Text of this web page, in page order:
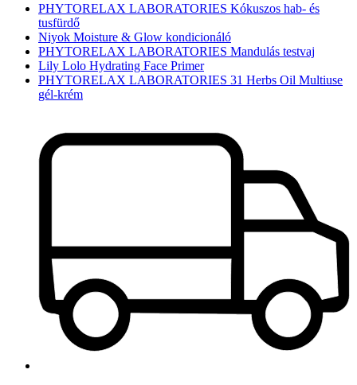
PHYTORELAX LABORATORIES Kókuszos hab- és
tusfürdő
Niyok Moisture & Glow kondicionáló
PHYTORELAX LABORATORIES Mandulás testvaj
Lily Lolo Hydrating Face Primer
PHYTORELAX LABORATORIES 31 Herbs Oil Multiuse
gél-krém